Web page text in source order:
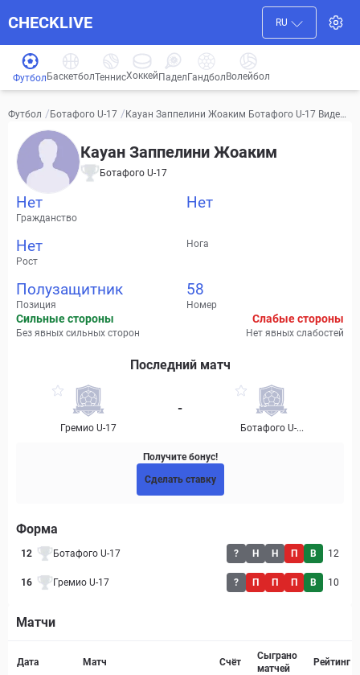
CHECKLIVE RU
Футбол БаскетболТеннисХоккей ПаделГандбол Волейбол
Футбол / Ботафого U-17 /Кауан Заппелини Жоаким Ботафого U-17 Видео,
Кауан Заппелини Жоаким
Ботафого U-17
Нет
Гражданство
Нет
Нет
Рост
Нога
Полузащитник
Позиция
58
Номер
Сильные стороны
Без явных сильных сторон
Слабые стороны
Нет явных слабостей
Последний матч
Гремио U-17
-
Ботафого U-...
Получите бонус!
Сделать ставку
Форма
12 Ботафого U-17 ? Н Н П В 12
16 Гремио U-17 ? П П П В 10
Матчи
Дата Матч Счёт
Сыграно
матчей
Рейтинг